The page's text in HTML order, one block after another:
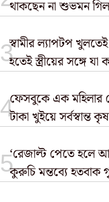
থাকছেন না শুভমন
স্বামীর ল্যাপটপ
হতেই স্ত্রীয়ের সঙ্গে
ফেসবুকে এক মহিলার
টাকা খুইয়ে সর্বস্বান্ত
‘রেজাল্ট পেতে হলে
কুরুচি মন্তব্যে হতবাক